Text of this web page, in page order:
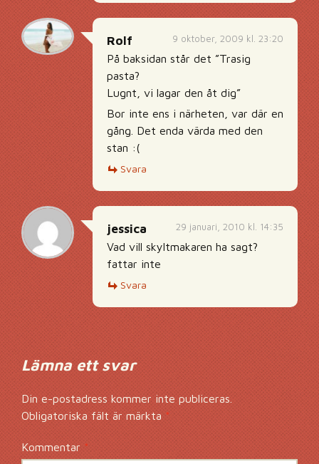
9 oktober, 2009 kl. 23:20
Rolf
På baksidan står det ”Trasig
pasta?
Lugnt, vi lagar den åt dig”
Bor inte ens i närheten, var där en
gång. Det enda värda med den
stan :(
Svara
29 januari, 2010 kl. 14:35
jessica
Vad vill skyltmakaren ha sagt?
fattar inte
Svara
Lämna ett svar
Din e-postadress kommer inte publiceras.
Obligatoriska fält är märkta *
Kommentar*